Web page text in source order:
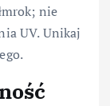
nie
UV. Unikaj